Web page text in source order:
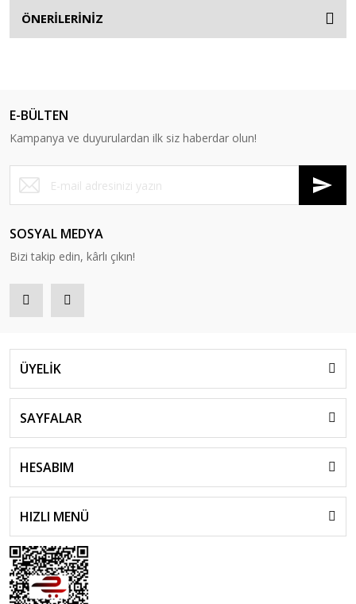
ÖNERİLERİNİZ
E-BÜLTEN
Kampanya ve duyurulardan ilk siz haberdar olun!
SOSYAL MEDYA
Bizi takip edin, kârlı çıkın!
ÜYELİK
SAYFALAR
HESABIM
HIZLI MENÜ